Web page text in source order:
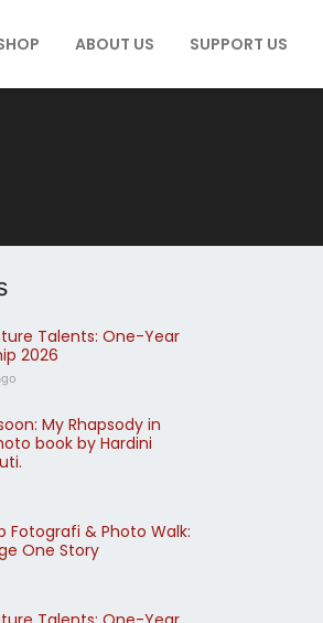
ABOUT US SUPPORT US
Talents: One-Year
2026
My Rhapsody in
book by Hardini
Fotografi & Photo Walk:
One Story